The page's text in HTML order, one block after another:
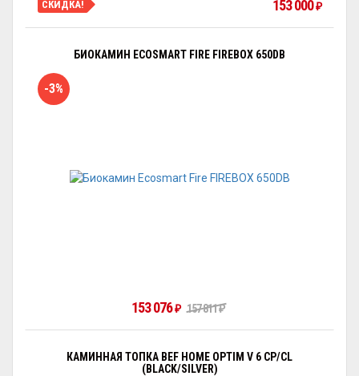
СКИДКА! 153 000₽
БИОКАМИН ECOSMART FIRE FIREBOX 650DB
-3%
153 076₽ 157 811₽
КАМИННАЯ ТОПКА BEF HOME OPTIM V 6 CP/CL
(BLACK/SILVER)